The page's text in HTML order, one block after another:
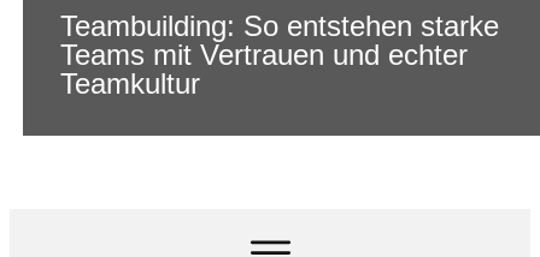
Teambuilding: So entstehen starke
Teams mit Vertrauen und echter
Teamkultur